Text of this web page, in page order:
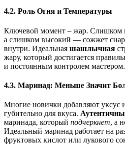
4.2. Роль Огня и Температуры
Ключевой момент – жар. Слишком
а слишком высокий — сожжет
внутри. Идеальная шашлычная
жару, который достигается
и постоянным контролем мастером.
4.3. Маринад: Меньше Значит
Многие новички добавляют уксус
губительно для вкуса.
маринада, который подчеркнет, а
Идеальный маринад работает на
фруктовых кислот или лукового